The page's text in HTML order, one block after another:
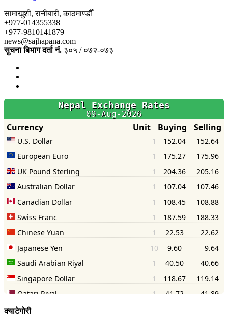
सामाखुशी, रानीबारी, काठमाण्डौँ
+977-014355338
+977-9810141879
news@sajhapana.com
सुचना बिभाग दर्ता नं. ३०५ / ०७२-०७३
क्याटेगोरी